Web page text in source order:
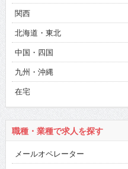
関西
北海道・東北
中国・四国
九州・沖縄
在宅
職種・業種で求人を探す
メールオペレーター